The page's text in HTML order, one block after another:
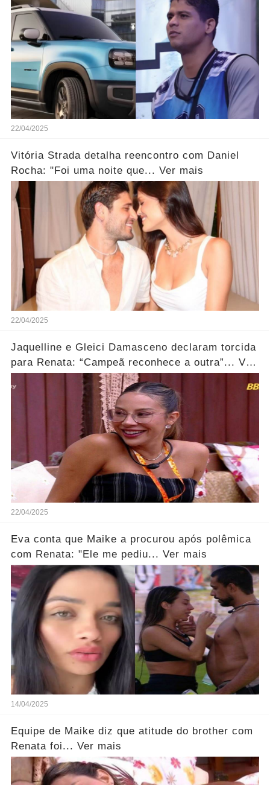
22/04/2025
Vitória Strada detalha reencontro com Daniel
Rocha: "Foi uma noite que... Ver mais
22/04/2025
Jaquelline e Gleici Damasceno declaram torcida
para Renata: “Campeã reconhece a outra”... Ver
22/04/2025
Eva conta que Maike a procurou após polêmica
com Renata: "Ele me pediu... Ver mais
14/04/2025
Equipe de Maike diz que atitude do brother com
Renata foi... Ver mais